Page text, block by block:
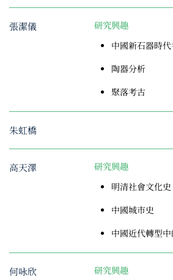
張潔儀 研究興趣
中國新石器時
陶器分析
聚落考古
朱虹橋
高天澤 研究興趣
明清社會文化史
中國城市史
中國近代轉型
何咏欣 研究興趣